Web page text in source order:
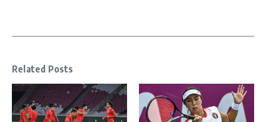
Related Posts